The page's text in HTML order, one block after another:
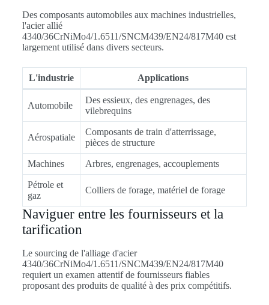
Des composants automobiles aux machines industrielles,
l'acier allié
4340/36CrNiMo4/1.6511/SNCM439/EN24/817M40 est
largement utilisé dans divers secteurs.
L'industrie Applications
Automobile
Des essieux, des engrenages, des
vilebrequins
Aérospatiale
Composants de train d'atterrissage,
pièces de structure
Machines Arbres, engrenages, accouplements
Pétrole et
gaz
Colliers de forage, matériel de forage
Naviguer entre les fournisseurs et la
tarification
Le sourcing de l'alliage d'acier
4340/36CrNiMo4/1.6511/SNCM439/EN24/817M40
requiert un examen attentif de fournisseurs fiables
proposant des produits de qualité à des prix compétitifs.